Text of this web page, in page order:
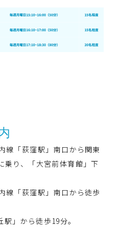
線「荻窪駅」南口から関東
乗り、「大宮前体育館」下
線「荻窪駅」南口から徒歩
」から徒歩19分。